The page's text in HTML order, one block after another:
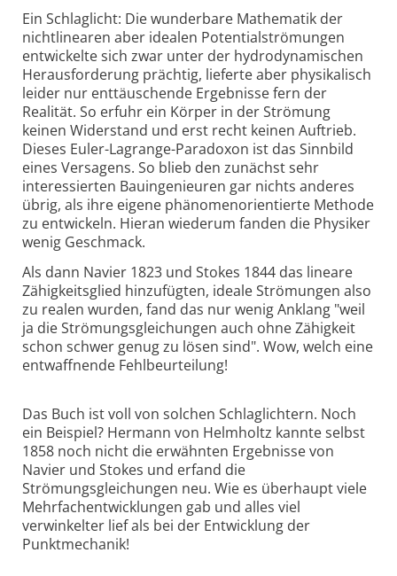
Ein Schlaglicht: Die wunderbare Mathematik der
nichtlinearen aber idealen Potentialströmungen
entwickelte sich zwar unter der hydrodynamischen
Herausforderung prächtig, lieferte aber physikalisch
leider nur enttäuschende Ergebnisse fern der
Realität. So erfuhr ein Körper in der Strömung
keinen Widerstand und erst recht keinen Auftrieb.
Dieses Euler-Lagrange-Paradoxon ist das Sinnbild
eines Versagens. So blieb den zunächst sehr
interessierten Bauingenieuren gar nichts anderes
übrig, als ihre eigene phänomenorientierte Methode
zu entwickeln. Hieran wiederum fanden die Physiker
wenig Geschmack.
Als dann Navier 1823 und Stokes 1844 das lineare
Zähigkeitsglied hinzufügten, ideale Strömungen also
zu realen wurden, fand das nur wenig Anklang "weil
ja die Strömungsgleichungen auch ohne Zähigkeit
schon schwer genug zu lösen sind". Wow, welch eine
entwaffnende Fehlbeurteilung!
Das Buch ist voll von solchen Schlaglichtern. Noch
ein Beispiel? Hermann von Helmholtz kannte selbst
1858 noch nicht die erwähnten Ergebnisse von
Navier und Stokes und erfand die
Strömungsgleichungen neu. Wie es überhaupt viele
Mehrfachentwicklungen gab und alles viel
verwinkelter lief als bei der Entwicklung der
Punktmechanik!